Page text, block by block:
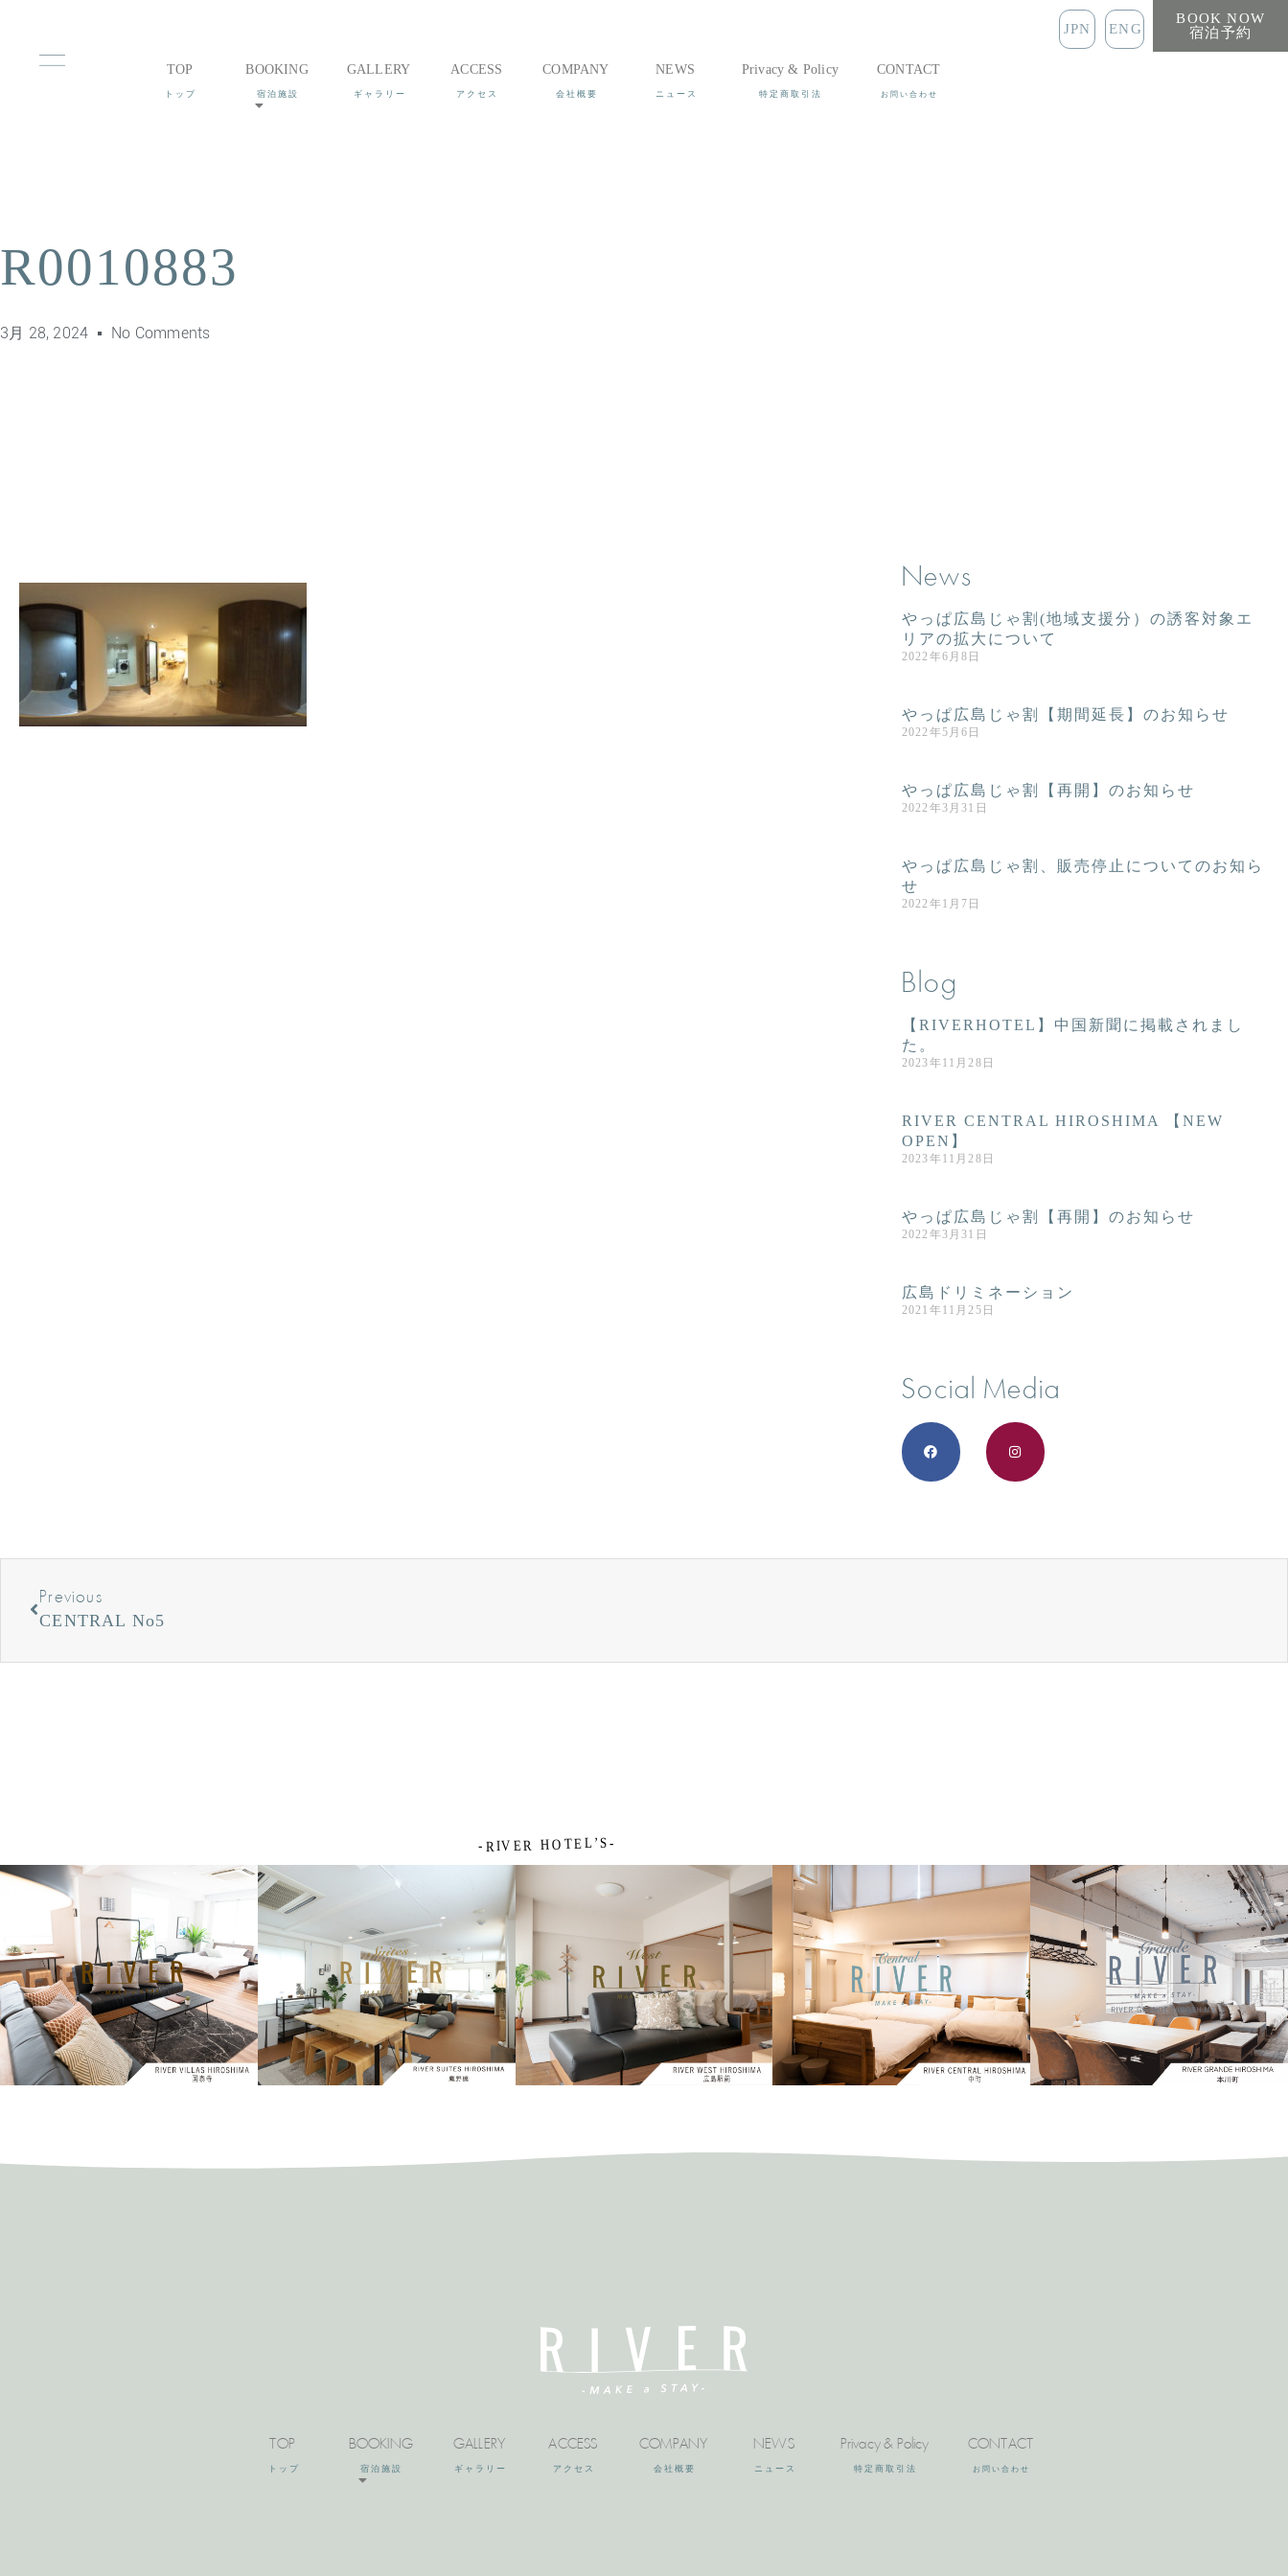
JPN ENG
BOOK NOW
宿泊予約
TOP BOOKING GALLERY ACCESS COMPANY NEWS Privacy & Policy CONTACT
R0010883
3月 28, 2024 No Comments
News
やっぱ広島じゃ割(地域支援分）の誘客対象エ
リアの拡大について
2022年6月8日
やっぱ広島じゃ割【期間延長】のお知らせ
2022年5月6日
やっぱ広島じゃ割【再開】のお知らせ
2022年3月31日
やっぱ広島じゃ割、販売停止についてのお知ら
せ
2022年1月7日
Blog
【RIVERHOTEL】中国新聞に掲載されまし
た。
2023年11月28日
RIVER CENTRAL HIROSHIMA 【NEW
OPEN】
2023年11月28日
やっぱ広島じゃ割【再開】のお知らせ
2022年3月31日
広島ドリミネーション
2021年11月25日
Social Media
Previous
CENTRAL No5
TOP BOOKING GALLERY ACCESS COMPANY NEWS Privacy & Policy CONTACT